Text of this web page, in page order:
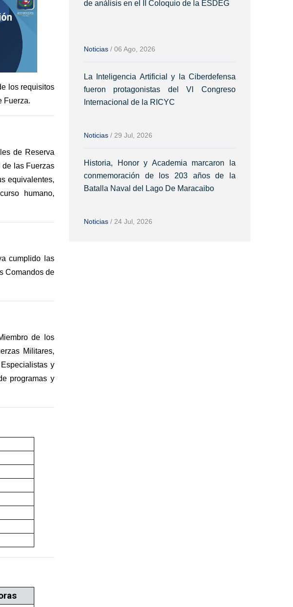
los requisitos
Fuerza.
de Reserva
de las Fuerzas
equivalentes,
humano,
cumplido las
Comandos de
de los
Militares,
y
programas y
de análisis en el II Coloquio de la ESDEG
Noticias / 06 Ago, 2026
La Inteligencia Artificial y la Ciberdefensa
fueron protagonistas del VI Congreso
Internacional de la RICYC
Noticias / 29 Jul, 2026
Historia, Honor y Academia marcaron la
conmemoración de los 203 años de la
Batalla Naval del Lago De Maracaibo
Noticias / 24 Jul, 2026